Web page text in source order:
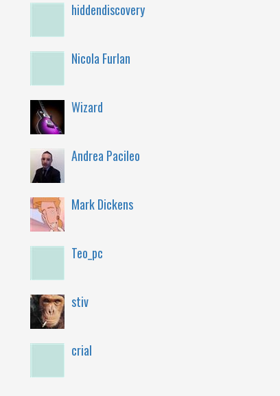
hiddendiscovery
Nicola Furlan
Wizard
Andrea Pacileo
Mark Dickens
Teo_pc
stiv
crial